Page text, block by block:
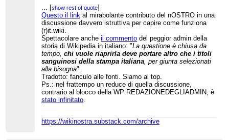
clown
Argeste è il genio che, tra gli innumerevoli conigli
dal cilindro,
fosse giusto chiamare la strage di Odessa (48
morti, di cui 6 uccisi non nel rogo ma per colpi di
arma da fuoco) "incendio" analogamente
all'incendio del Reichstag (0 morti):
"Ribadisco solo una considerazione: la lingua
italiana usa le espressioni "rogo" e "incendio"
anche in riferimento a fatti le cui responsabilità
sono chiare (cfr. rogo di Primavalle e incendio del
Reichstag)"
Siamo al top: WP:ANALOGIA e WP:STRONZATA
[show rest of quote]
Questo il link al mirabolante contributo del nOSTRO in una
discussione davvero istruttiva per capire come funziona
(r)it.wiki.
Spettacolare ancheil commento del peggior admin della
storia di Wikipedia in italiano: "La questione è chiusa da
tempo,chi vuole riaprirla deve portare altro che i titoli
sanguinosi della stampa italiana , per giunta selezionati
alla bisogna".
Tradotto: fanculo alle fonti. Siamo al top.
Ps.: nel frattempo un reduce di quella discussione,
contrario al blocco della WP:REDAZIONEDEGLIADMIN, è
stato infinitato
https://wikinostra.substack.com/archive